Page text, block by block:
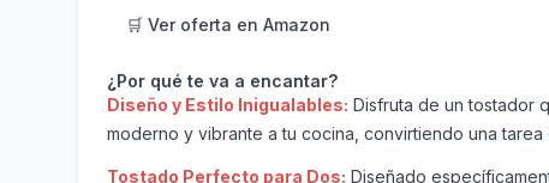
🛒 Ver oferta en Amazon
¿Por qué te va a encantar?
Diseño y Estilo Inigualables: Disfruta de un tostador
moderno y vibrante a tu cocina, convirtiendo una
Tostado Perfecto para Dos: Diseñado